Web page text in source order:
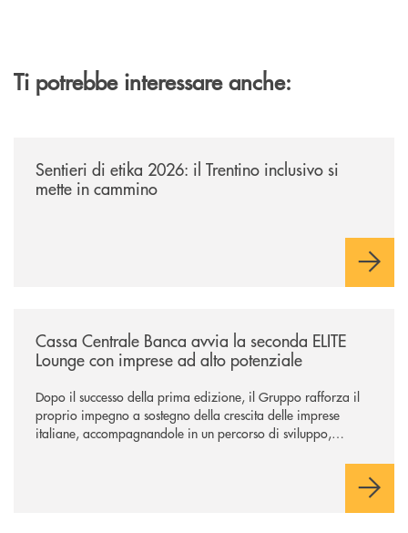
Ti potrebbe interessare anche:
Sentieri di etika 2026: il Trentino inclusivo si
mette in cammino
Cassa Centrale Banca avvia la seconda ELITE
Lounge con imprese ad alto potenziale
Dopo il successo della prima edizione, il Gruppo rafforza il
proprio impegno a sostegno della crescita delle imprese
italiane, accompagnandole in un percorso di sviluppo,